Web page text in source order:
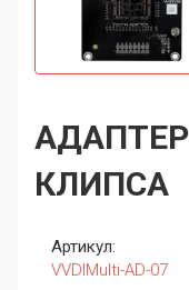
АДАПТЕР
КЛИПСА
Артикул:
VVDIMulti-AD-07